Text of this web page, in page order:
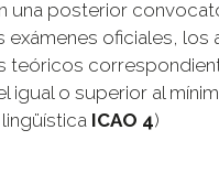
una posterior
exámenes oficiales,
teóricos
igual o superior al
ICAO 4)